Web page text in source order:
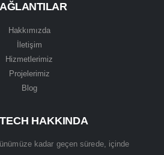
Hakkımızda
İletişim
Hizmetlerimiz
Projelerimiz
Blog
HAKKINDA
kadar geçen sürede, içinde